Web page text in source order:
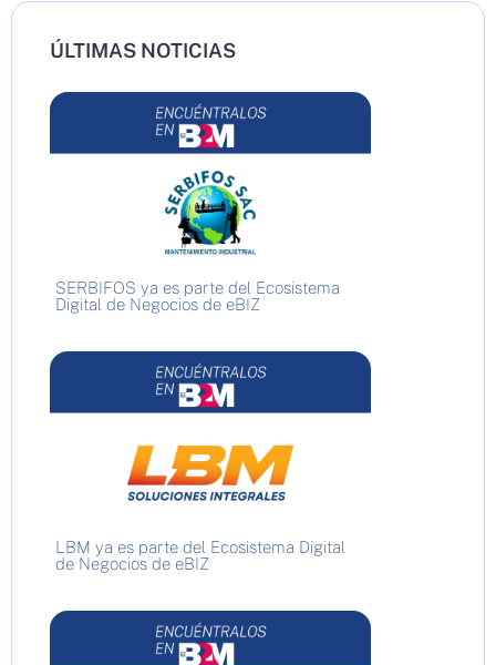
ÚLTIMAS NOTICIAS
SERBIFOS ya es parte del Ecosistema
Digital de Negocios de eBIZ
LBM ya es parte del Ecosistema Digital
de Negocios de eBIZ